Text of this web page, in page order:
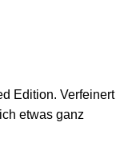
Edition. Verfeinert
etwas ganz